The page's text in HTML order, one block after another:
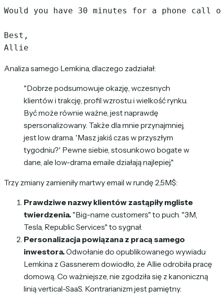
Would you have 30 minutes for a phone call
Best,
Analiza samego Lemkina, dlaczego zadziałał:
"Dobrze podsumowuje okazję, wczesnych
klientów i trakcję, profil wzrostu i wielkość rynku.
Być może równie ważne, jest naprawdę
spersonalizowany. Także dla mnie przynajmniej,
jest low drama. 'Masz jakiś czas w przyszłym
tygodniu?' Pewne siebie, stosunkowo bogate w
dane, ale low-drama emaile działają najlepiej."
Trzy zmiany zamieniły martwy email w rundę 2,5M$:
Prawdziwe nazwy klientów zastąpiły mgliste
twierdzenia. "Big-name customers" to puch. "3M,
Tesla, Republic Services" to sygnał.
Personalizacja powiązana z pracą samego
inwestora.Odwołanie do opublikowanego wywiadu
Lemkina z Gassnerem dowiodło, że Allie odrobiła pracę
domową. Co ważniejsze, nie zgodziła się z kanoniczną
linią vertical-SaaS. Kontrarianizm jest pamiętny.